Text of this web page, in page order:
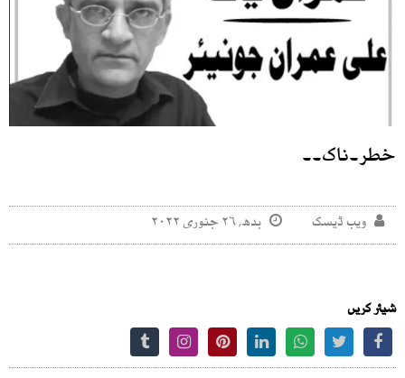
خطر۔ناک۔۔
ویب ڈیسک بدھ, ۲۶ جنوری ۲۰۲۲
شیئر کریں